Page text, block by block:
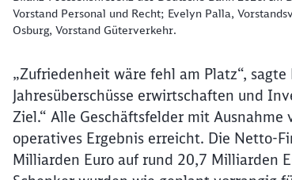
Vorstand Personal und Recht; Evelyn Palla,
Osburg, Vorstand Güterverkehr.
„Zufriedenheit wäre fehl am Platz“,
Jahresüberschüsse erwirtschaften und
Ziel.“ Alle Geschäftsfelder mit
operatives Ergebnis erreicht. Die Netto-
Milliarden Euro auf rund 20,7 Milliarden